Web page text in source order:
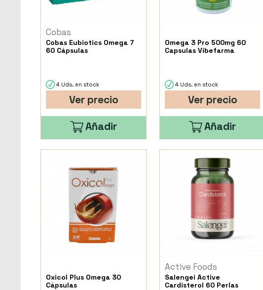
Cobas
Cobas Eubiotics Omega 7
60 Cápsulas
4 Uds. en stock
Ver precio
Añadir
Omega 3 Pro 500mg 60
Capsulas Vibefarma
4 Uds. en stock
Ver precio
Añadir
Oxicol Plus Omega 30
Cápsulas
Active Foods
Salengei Active
Cardisterol 60 Perlas